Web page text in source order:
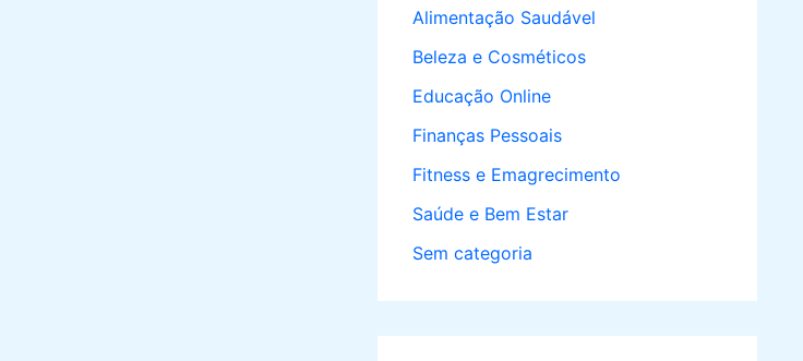
Alimentação Saudável
Beleza e Cosméticos
Educação Online
Finanças Pessoais
Fitness e Emagrecimento
Saúde e Bem Estar
Sem categoria